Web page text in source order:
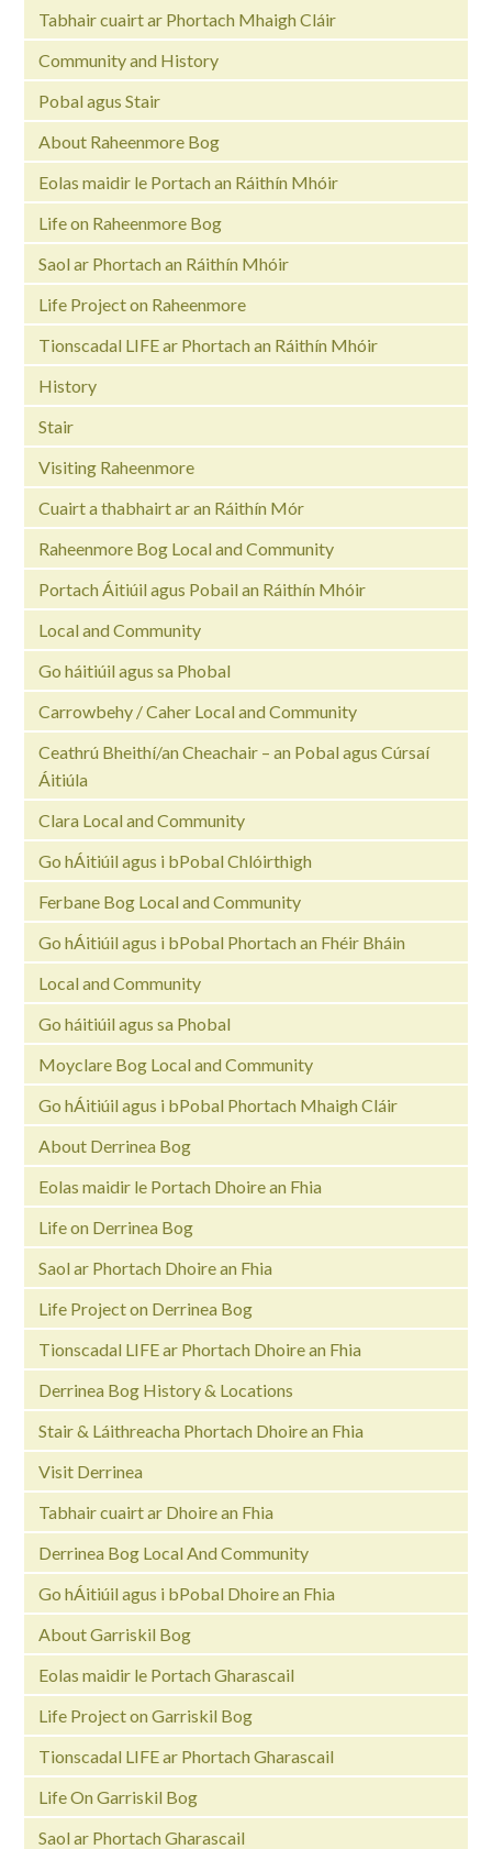
Tabhair cuairt ar Phortach Mhaigh Cláir
Community and History
Pobal agus Stair
About Raheenmore Bog
Eolas maidir le Portach an Ráithín Mhóir
Life on Raheenmore Bog
Saol ar Phortach an Ráithín Mhóir
Life Project on Raheenmore
Tionscadal LIFE ar Phortach an Ráithín Mhóir
History
Stair
Visiting Raheenmore
Cuairt a thabhairt ar an Ráithín Mór
Raheenmore Bog Local and Community
Portach Áitiúil agus Pobail an Ráithín Mhóir
Local and Community
Go háitiúil agus sa Phobal
Carrowbehy / Caher Local and Community
Ceathrú Bheithí/an Cheachair – an Pobal agus Cúrsaí
Áitiúla
Clara Local and Community
Go hÁitiúil agus i bPobal Chlóirthigh
Ferbane Bog Local and Community
Go hÁitiúil agus i bPobal Phortach an Fhéir Bháin
Local and Community
Go háitiúil agus sa Phobal
Moyclare Bog Local and Community
Go hÁitiúil agus i bPobal Phortach Mhaigh Cláir
About Derrinea Bog
Eolas maidir le Portach Dhoire an Fhia
Life on Derrinea Bog
Saol ar Phortach Dhoire an Fhia
Life Project on Derrinea Bog
Tionscadal LIFE ar Phortach Dhoire an Fhia
Derrinea Bog History & Locations
Stair & Láithreacha Phortach Dhoire an Fhia
Visit Derrinea
Tabhair cuairt ar Dhoire an Fhia
Derrinea Bog Local And Community
Go hÁitiúil agus i bPobal Dhoire an Fhia
About Garriskil Bog
Eolas maidir le Portach Gharascail
Life Project on Garriskil Bog
Tionscadal LIFE ar Phortach Gharascail
Life On Garriskil Bog
Saol ar Phortach Gharascail